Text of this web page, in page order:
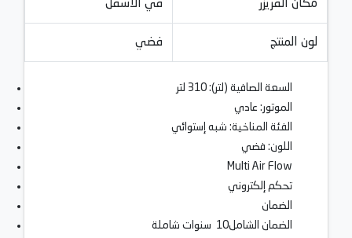
مكان الفريزر في الاسفل
لون المنتج فضي
السعة الصافية (لتر): 310 لتر
الموتور: عادي
الفئة المناخية: شبه إستوائي
اللون: فضي
Multi Air Flow
تحكم إلكتروني
الضمان
الضمان الشامل10 سنوات شاملة